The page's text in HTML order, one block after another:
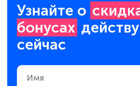
Узнайте о
бонусах
сейчас